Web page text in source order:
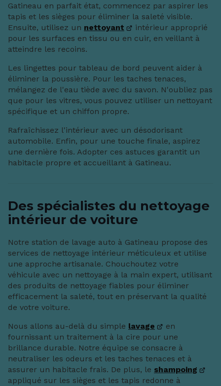
Gatineau en parfait état, commencez par aspirer les
tapis et les sièges pour éliminer la saleté visible.
Ensuite, utilisez un nettoyant
intérieur approprié
pour les surfaces en tissu ou en cuir, en veillant à
atteindre les recoins.
Les lingettes pour tableau de bord peuvent aider à
éliminer la poussière. Pour les taches tenaces,
mélangez de l'eau tiède avec du savon. N'oubliez pas
que pour les vitres, vous pouvez utiliser un nettoyant
spécifique et un chiffon propre.
Rafraîchissez l'intérieur avec un désodorisant
automobile. Enfin, pour une touche finale, aspirez
une dernière fois. Adopter ces astuces garantit un
habitacle propre et accueillant à Gatineau.
Des spécialistes du nettoyage
intérieur de voiture
Notre station de lavage auto à Gatineau propose des
services de nettoyage intérieur méticuleux et utilise
une approche artisanale. Chouchoutez votre
véhicule avec un nettoyage à la main expert, utilisant
des produits de nettoyage fiables pour éliminer
efficacement la saleté, tout en préservant la qualité
de votre voiture.
Nous allons au-delà du simple lavage
en
fournissant un traitement à la cire pour une
brillance durable. Notre équipe se consacre à
neutraliser les odeurs et les taches tenaces et à
assurer un habitacle frais. De plus, le shampoing
appliqué sur les sièges et les tapis redonne à